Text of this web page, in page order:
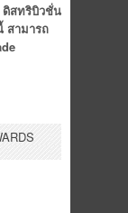
ดิสทริบิวชั่น
สามารถ